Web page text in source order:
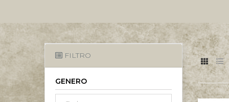
FILTRO
GENERO